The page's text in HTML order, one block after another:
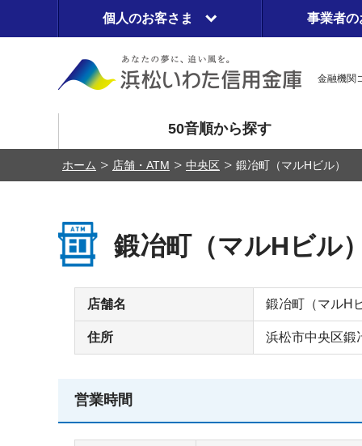
個人のお客さま 事業者の
金融機関
50音順から探す
ホーム 店舗・ATM 中央区 鍛冶町（マルHビル）
鍛冶町（マルHビル
店舗名 鍛冶町（マルH
住所 浜松市中央区鍛
営業時間